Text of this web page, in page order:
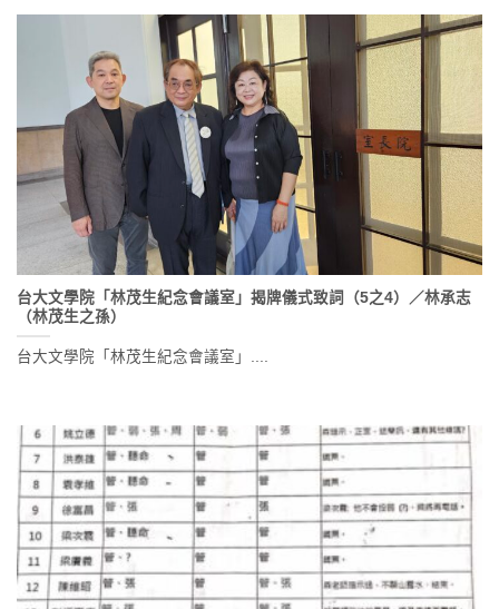
台大文學院「林茂生紀念會議室」揭牌儀式致詞（5之4）／林承志
（林茂生之孫）
台大文學院「林茂生紀念會議室」....